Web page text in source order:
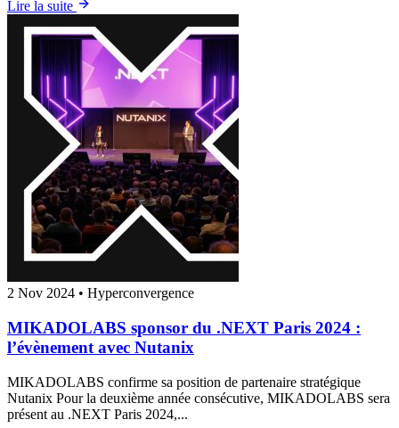
Lire la suite
2 Nov 2024 • Hyperconvergence
MIKADOLABS sponsor du .NEXT Paris 2024 :
l’évènement avec Nutanix
MIKADOLABS confirme sa position de partenaire stratégique
Nutanix Pour la deuxième année consécutive, MIKADOLABS sera
présent au .NEXT Paris 2024,...